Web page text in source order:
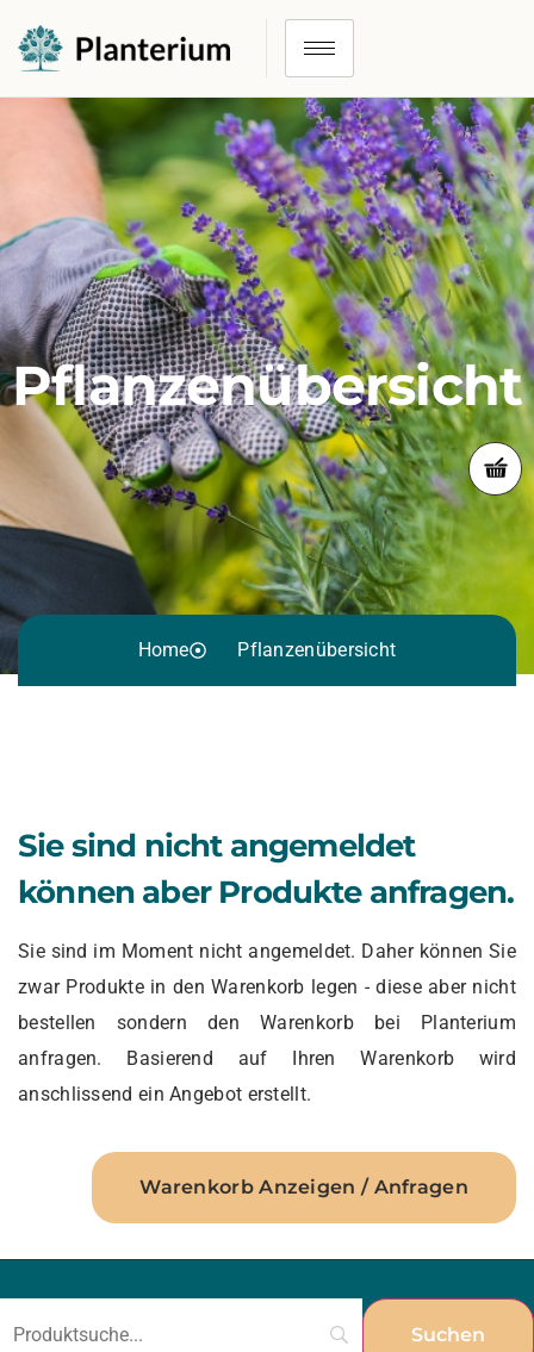
Pflanzenübersicht
Home Pflanzenübersicht
Sie sind nicht angemeldet
können aber Produkte anfragen.
Sie sind im Moment nicht angemeldet. Daher können Sie
zwar Produkte in den Warenkorb legen - diese aber nicht
bestellen sondern den Warenkorb bei Planterium
anfragen. Basierend auf Ihren Warenkorb wird
anschlissend ein Angebot erstellt.
Warenkorb Anzeigen / Anfragen